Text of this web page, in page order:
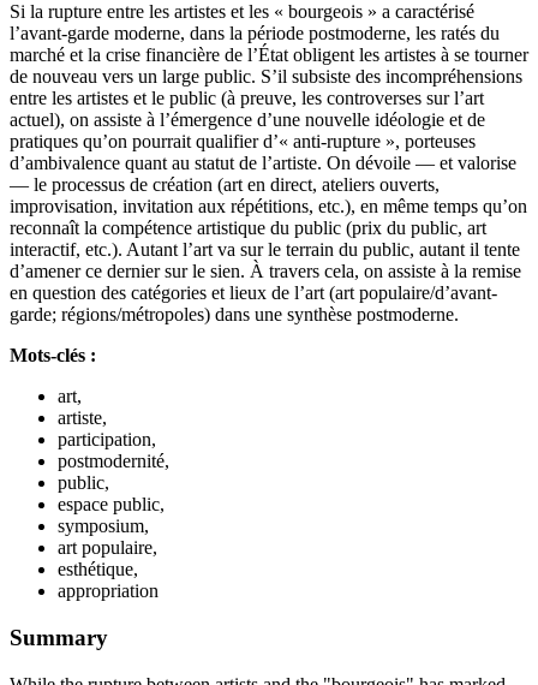
Si la rupture entre les artistes et les « bourgeois » a caractérisé
l’avant-garde moderne, dans la période postmoderne, les ratés du
marché et la crise financière de l’État obligent les artistes à se tourner
de nouveau vers un large public. S’il subsiste des incompréhensions
entre les artistes et le public (à preuve, les controverses sur l’art
actuel), on assiste à l’émergence d’une nouvelle idéologie et de
pratiques qu’on pourrait qualifier d’« anti-rupture », porteuses
d’ambivalence quant au statut de l’artiste. On dévoile — et valorise
— le processus de création (art en direct, ateliers ouverts,
improvisation, invitation aux répétitions, etc.), en même temps qu’on
reconnaît la compétence artistique du public (prix du public, art
interactif, etc.). Autant l’art va sur le terrain du public, autant il tente
d’amener ce dernier sur le sien. À travers cela, on assiste à la remise
en question des catégories et lieux de l’art (art populaire/d’avant-
garde; régions/métropoles) dans une synthèse postmoderne.
Mots-clés :
art,
artiste,
participation,
postmodernité,
public,
espace public,
symposium,
art populaire,
esthétique,
appropriation
Summary